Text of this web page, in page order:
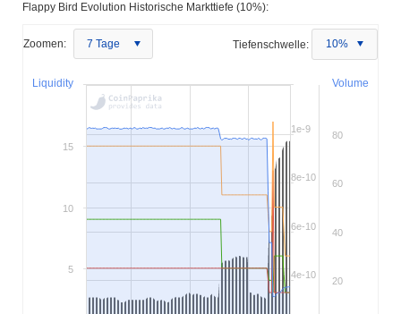
Flappy Bird Evolution Historische Markttiefe (10%):
Zoomen: 7 Tage Tiefenschwelle: 10%
Volume
Liquidity
4e-10
6e-10
8e-10
1e-9
20
40
60
80
5
10
15